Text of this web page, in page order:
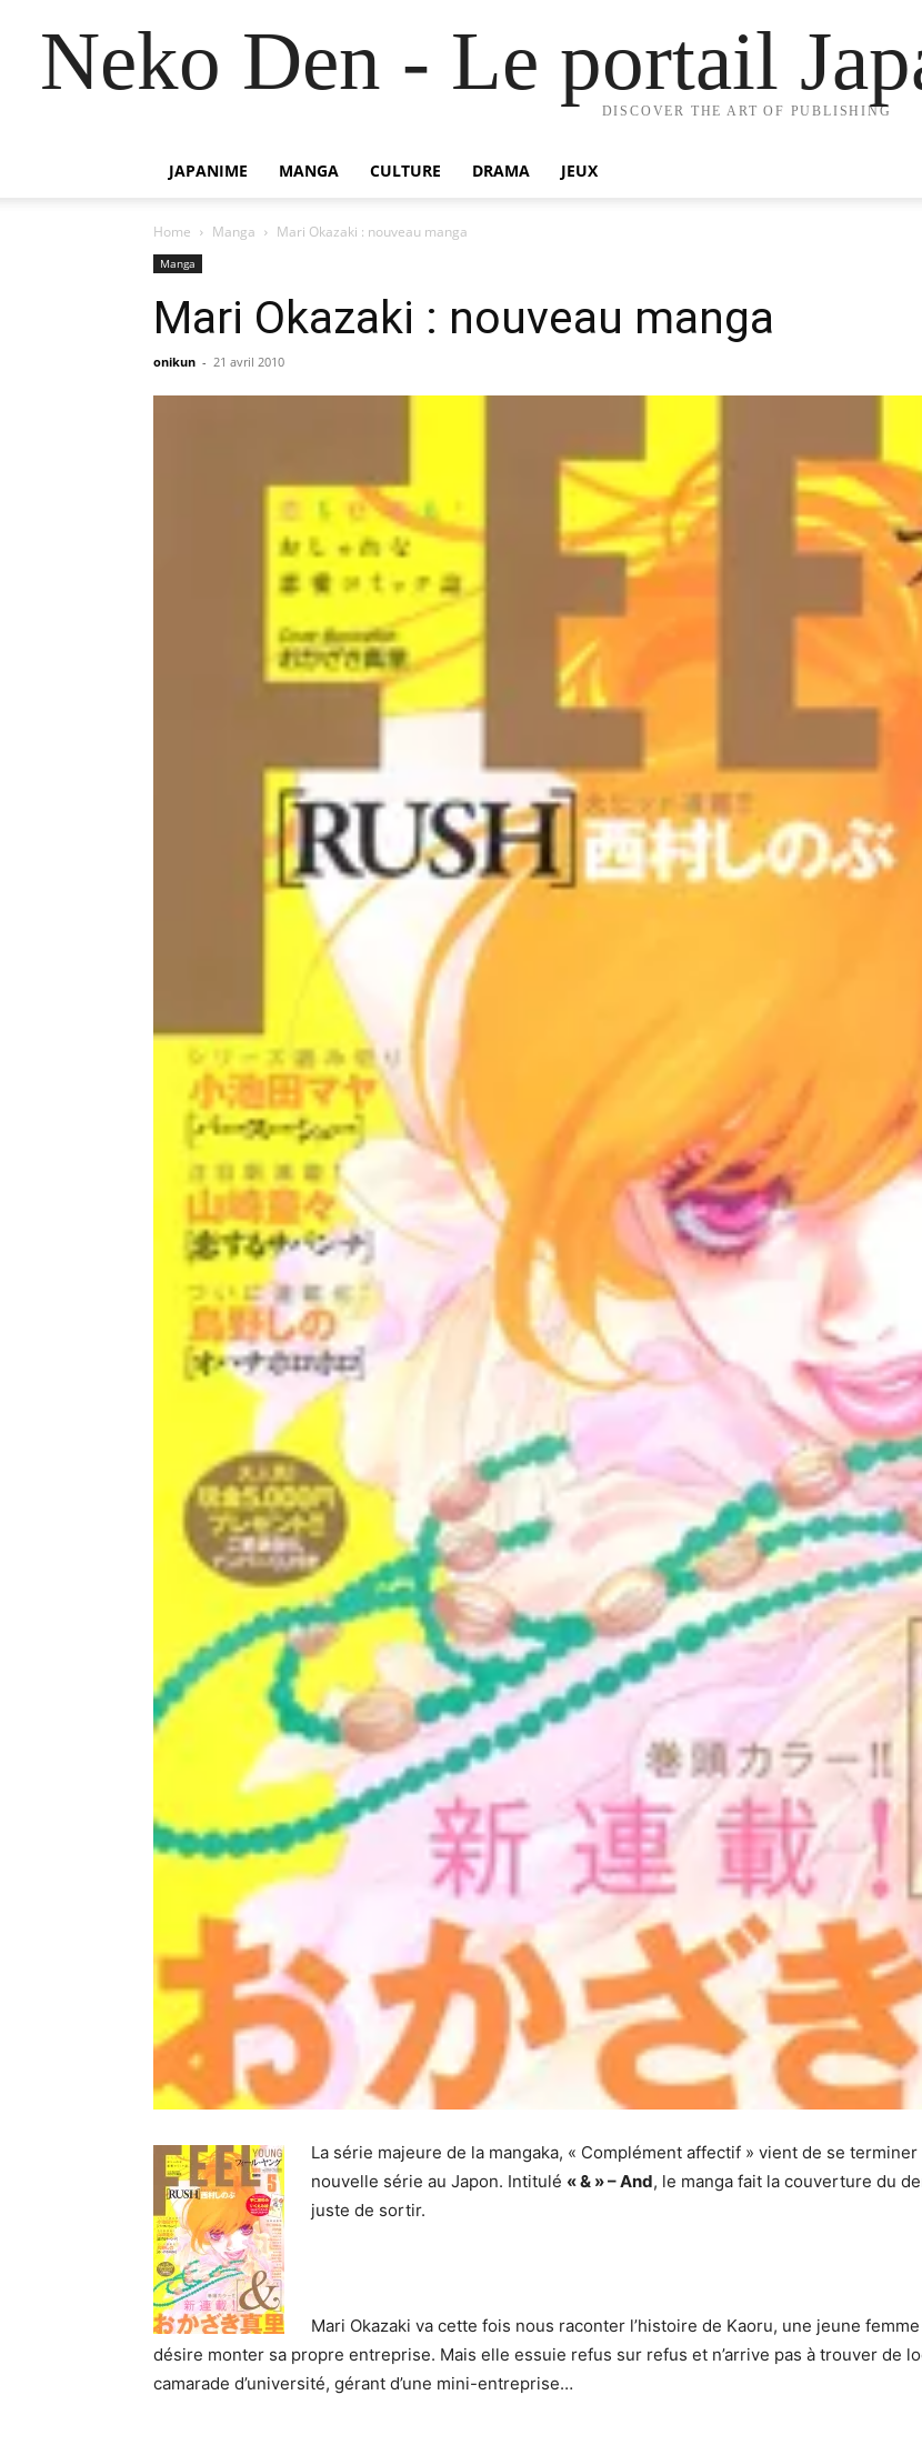
Neko Den - Le portail
DISCOVER THE ART OF PUBLISHING
JAPANIME MANGA CULTURE DRAMA JEUX
Home Manga Mari Okazaki : nouveau manga
Manga
Mari Okazaki : nouveau manga
onikun - 21 avril 2010
La série majeure de la mangaka, « Complément affectif » vient de se
nouvelle série au Japon. Intitulé « & » – And, le manga fait la couverture du
juste de sortir.
Mari Okazaki va cette fois nous raconter l’histoire de Kaoru, une jeune
désire monter sa propre entreprise. Mais elle essuie refus sur refus et n’arrive pas à trouver de
camarade d’université, gérant d’une mini-entreprise…